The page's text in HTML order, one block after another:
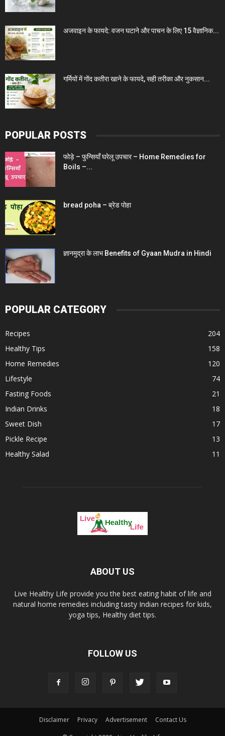
अजवाइन के फायदे: वजन घटाने और पाचन के लिए 15 वैज्ञानिक...
गर्मियों में गोंद कतीरा खाने के फायदे, सही तरीका और नुकसान...
POPULAR POSTS
फोड़े – फुन्सियाँ घरेलू उपचार – Home Remedies for
Boils –...
bread poha – ब्रेड पोहा
ज्ञानमुद्रा के लाभ Benefits of Gyaan Mudra in Hindi
POPULAR CATEGORY
Recipes
204
Healthy Tips
158
Home Remedies
120
Lifestyle
74
Fasting Foods
21
Indian Drinks
18
Sweet Dish
17
Pickle Recipe
13
Healthy Salad
11
ABOUT US
Live Healthy Life provide you the best eating habit of life and
natural home remedies including tasty Indian recipes for kids,
yoga tips, Healthy diet tips.
FOLLOW US
Disclaimer Privacy Advertisement Contact Us